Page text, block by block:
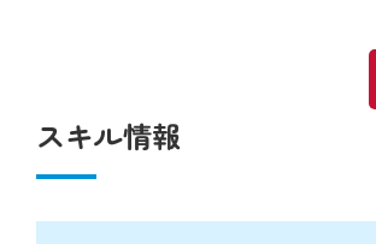
スキル情報